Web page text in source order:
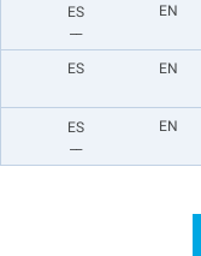
EN
ES
EN
ES
EN
ES